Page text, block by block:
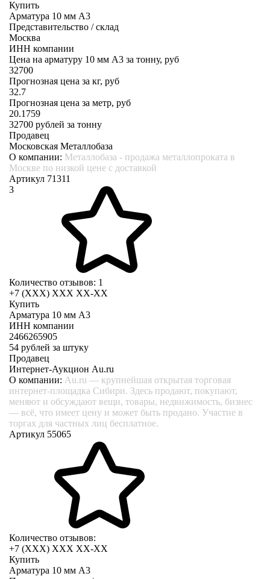
Купить
Арматура 10 мм А3
Представительство / склад
Москва
ИНН компании
Цена на арматуру 10 мм А3 за тонну, руб
32700
Прогнозная цена за кг, руб
32.7
Прогнозная цена за метр, руб
20.1759
32700 рублей за тонну
Продавец
Московская Металлобаза
О компании: Металлобаза - продажа металлопроката в
Москве по низкой цене с доставкой
Артикул 71311
3
Количество отзывов: 1
+7 (XXX) ХХХ ХХ-ХХ
Купить
Арматура 10 мм А3
ИНН компании
2466265905
54 рублей за штуку
Продавец
Интернет-Аукцион Au.ru
О компании: Au.ru — крупнейшая открытая торговая
интернет-площадка Сибири. Здесь продают, покупают,
меняют и обсуждают вещи, товары, недвижимость, бизнес
— всё, что имеет цену и может быть продано. Участие в
торгах для частных лиц бесплатное.
Артикул 55065
Количество отзывов:
+7 (XXX) ХХХ ХХ-ХХ
Купить
Арматура 10 мм А3